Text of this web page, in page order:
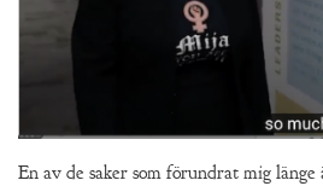
En av de saker som förundrat mig